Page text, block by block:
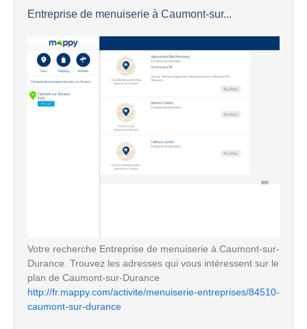
Entreprise de menuiserie à Caumont-sur...
Votre recherche Entreprise de menuiserie à Caumont-sur-
Durance. Trouvez les adresses qui vous intéressent sur le
plan de Caumont-sur-Durance
http://fr.mappy.com/activite/menuiserie-entreprises/84510-
caumont-sur-durance